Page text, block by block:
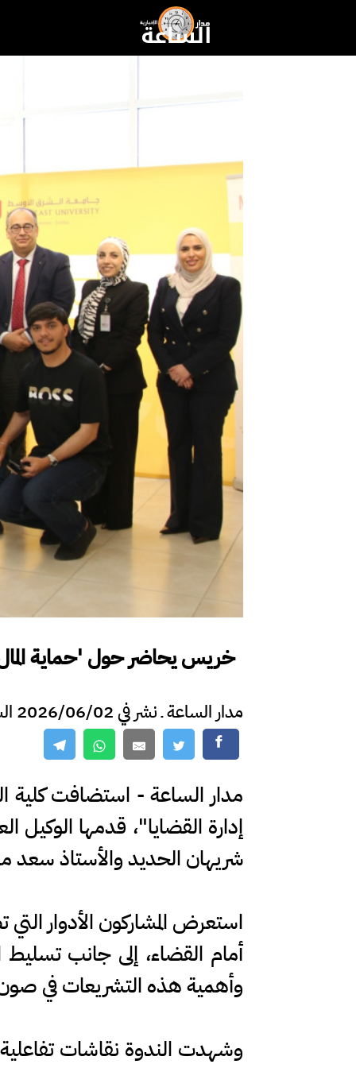
خريس يحاضر حول 'حماية
مدار الساعة ـ نشر في 2026/06/02 الساعة 15:57
مدار الساعة - استضافت كلية
إدارة القضايا"، قدمها الوكيل
شريهان الحديد والأستاذ سعد
استعرض المشاركون الأدوار
أمام القضاء، إلى جانب تسليط
وأهمية هذه التشريعات في صون
وشهدت الندوة نقاشات تفاعلية